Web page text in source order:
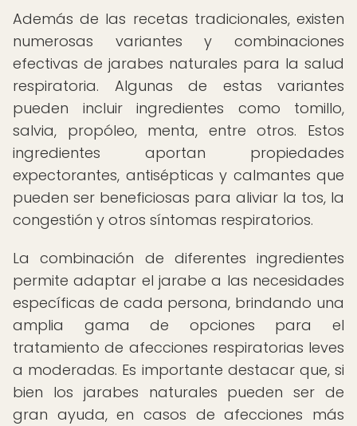
Además de las recetas tradicionales, existen
numerosas variantes y combinaciones
efectivas de jarabes naturales para la salud
respiratoria. Algunas de estas variantes
pueden incluir ingredientes como tomillo,
salvia, propóleo, menta, entre otros. Estos
ingredientes aportan propiedades
expectorantes, antisépticas y calmantes que
pueden ser beneficiosas para aliviar la tos, la
congestión y otros síntomas respiratorios.
La combinación de diferentes ingredientes
permite adaptar el jarabe a las necesidades
específicas de cada persona, brindando una
amplia gama de opciones para el
tratamiento de afecciones respiratorias leves
a moderadas. Es importante destacar que, si
bien los jarabes naturales pueden ser de
gran ayuda, en casos de afecciones más